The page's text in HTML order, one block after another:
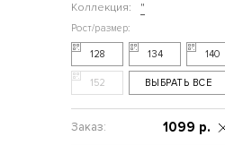
Коллекция:
"
128 134 140
152 ВЫБРАТЬ ВСЕ
1099 р.